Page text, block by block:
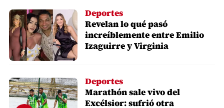
Deportes
Revelan lo qué pasó
increíblemente entre Emilio
Izaguirre y Virginia
Deportes
Marathón sale vivo del
Excélsior: sufrió otra